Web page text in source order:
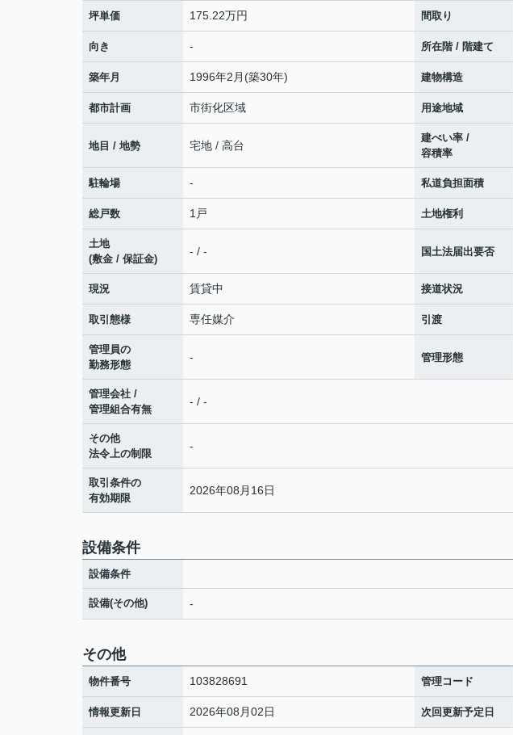
坪単価 175.22万円 間取り
向き - 所在階 / 階建て
築年月 1996年2月(築30年) 建物構造
都市計画 市街化区域 用途地域
地目 / 地勢 宅地 / 高台
建ぺい率 /
容積率
駐輪場 - 私道負担面積
総戸数 1戸 土地権利
土地
(敷金 / 保証金)
- / - 国土法届出要否
現況 賃貸中 接道状況
取引態様 専任媒介 引渡
管理員の
勤務形態
- 管理形態
管理会社 /
管理組合有無
- / -
その他
法令上の制限
-
取引条件の
有効期限
2026年08月16日
設備条件
設備条件
設備(その他) -
その他
物件番号 103828691 管理コード
情報更新日 2026年08月02日 次回更新予定日